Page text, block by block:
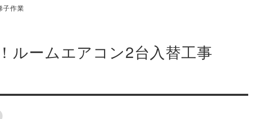
子作業
ルームエアコン2台入替工事